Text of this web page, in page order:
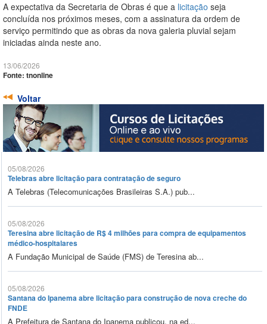
A expectativa da Secretaria de Obras é que a licitação seja
concluída nos próximos meses, com a assinatura da ordem de
serviço permitindo que as obras da nova galeria pluvial sejam
iniciadas ainda neste ano.
13/06/2026
Fonte: tnonline
Voltar
05/08/2026
Telebras abre licitação para contratação de seguro
A Telebras (Telecomunicações Brasileiras S.A.) pub...
05/08/2026
Teresina abre licitação de R$ 4 milhões para compra de equipamentos
médico-hospitalares
A Fundação Municipal de Saúde (FMS) de Teresina ab...
05/08/2026
Santana do Ipanema abre licitação para construção de nova creche do
FNDE
A Prefeitura de Santana do Ipanema publicou, na ed...